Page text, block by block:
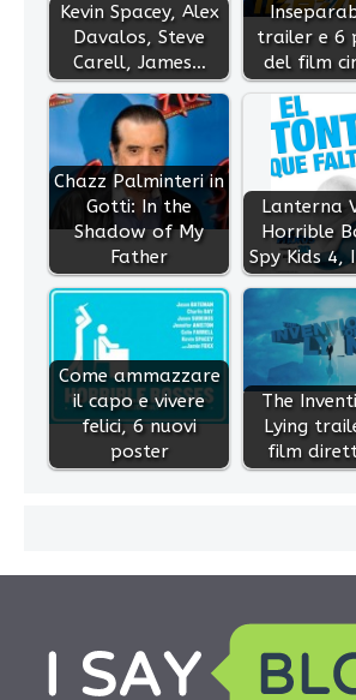
Kevin Spacey, Alex
Davalos, Steve
Carell, James…
trailer e 6
del film
Chazz Palminteri in
Gotti: In the
Shadow of My
Father
Lanterna
Horrible
Spy Kids 4,
Come ammazzare
il capo e vivere
felici, 6 nuovi
poster
The
Lying
film